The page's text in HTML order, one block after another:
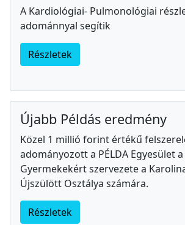
A Kardiológiai- Pulmonológiai
adománnyal segítik
Részletek
Újabb Példás eredmény
Közel 1 millió forint értékű
adományozott a PÉLDA Egyesület
Gyermekekért szervezete a
Újszülött Osztálya számára.
Részletek